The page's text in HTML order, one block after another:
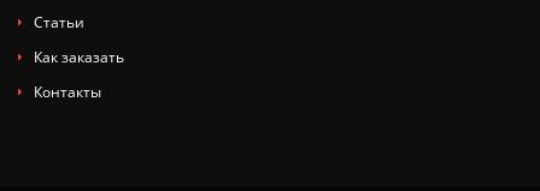
Статьи
Как заказать
Контакты